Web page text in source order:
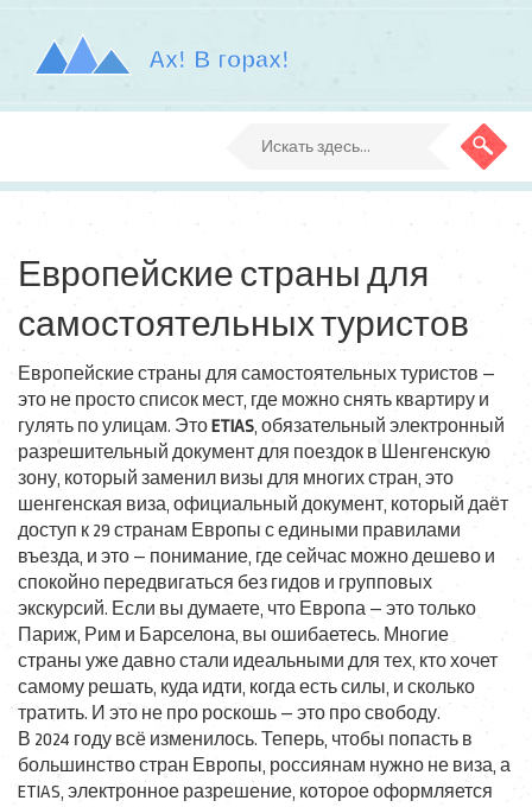
Европейские страны для
самостоятельных туристов
Европейские страны для самостоятельных туристов —
это не просто список мест, где можно снять квартиру и
гулять по улицам. Это ETIAS, обязательный электронный
разрешительный документ для поездок в Шенгенскую
зону, который заменил визы для многих стран, это
шенгенская виза, официальный документ, который даёт
доступ к 29 странам Европы с едиными правилами
въезда, и это — понимание, где сейчас можно дешево и
спокойно передвигаться без гидов и групповых
экскурсий. Если вы думаете, что Европа — это только
Париж, Рим и Барселона, вы ошибаетесь. Многие
страны уже давно стали идеальными для тех, кто хочет
самому решать, куда идти, когда есть силы, и сколько
тратить. И это не про роскошь — это про свободу.
В 2024 году всё изменилось. Теперь, чтобы попасть в
большинство стран Европы, россиянам нужно не виза, а
ETIAS, электронное разрешение, которое оформляется